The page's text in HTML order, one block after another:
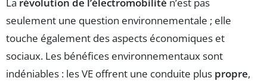
seulement une question environnementale ; elle
touche également des aspects économiques et
sociaux. Les bénéfices environnementaux sont
indéniables : les VE offrent une conduite plus propre,